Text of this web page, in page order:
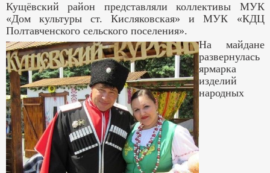
Кущёвский район представляли коллективы МУК
«Дом культуры ст. Кисляковская» и МУК «КДЦ
Полтавченского сельского поселения».
На майдане
развернулась
ярмарка
изделий
народных